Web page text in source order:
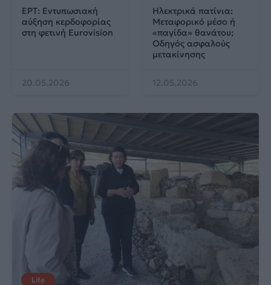
ΕΡΤ: Εντυπωσιακή
αύξηση κερδοφορίας
στη φετινή Eurovision
20.05.2026
Ηλεκτρικά πατίνια:
Μεταφορικό μέσο ή
«παγίδα» θανάτου;
Οδηγός ασφαλούς
μετακίνησης
12.05.2026
Life